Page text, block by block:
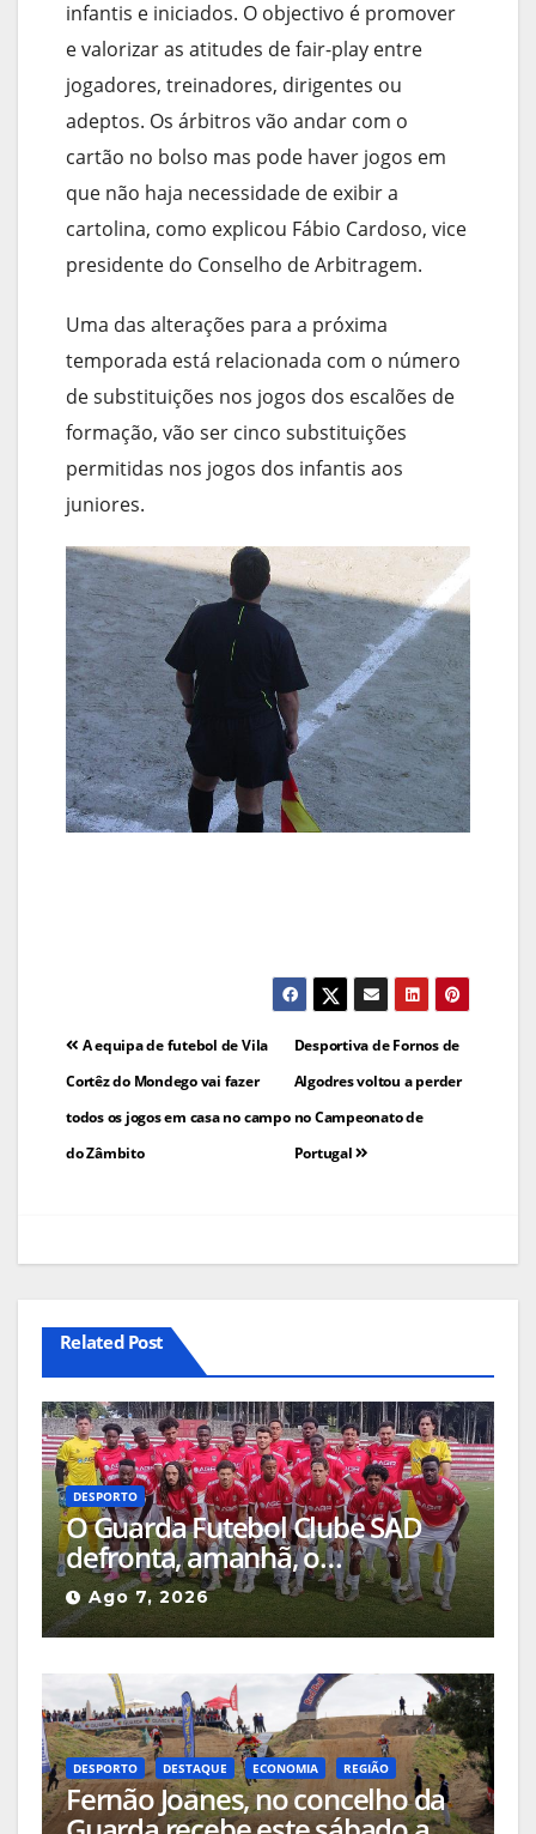
infantis e iniciados. O objectivo é promover
e valorizar as atitudes de fair-play entre
jogadores, treinadores, dirigentes ou
adeptos. Os árbitros vão andar com o
cartão no bolso mas pode haver jogos em
que não haja necessidade de exibir a
cartolina, como explicou Fábio Cardoso, vice
presidente do Conselho de Arbitragem.
Uma das alterações para a próxima
temporada está relacionada com o número
de substituições nos jogos dos escalões de
formação, vão ser cinco substituições
permitidas nos jogos dos infantis aos
juniores.
Navegação
de
artigos
Desportiva de Fornos de
Algodres voltou a perder
no Campeonato de
Portugal
A equipa de futebol de Vila
Cortêz do Mondego vai fazer
todos os jogos em casa no campo
do Zâmbito
Related Post
DESPORTO
O Guarda Futebol Clube SAD
defronta, amanhã, o
Sertanense, num jogo a contar
para a Supertaça da Beira
Interior
Ago 7, 2026
DESPORTO DESTAQUE ECONOMIA REGIÃO
Fernão Joanes, no concelho da